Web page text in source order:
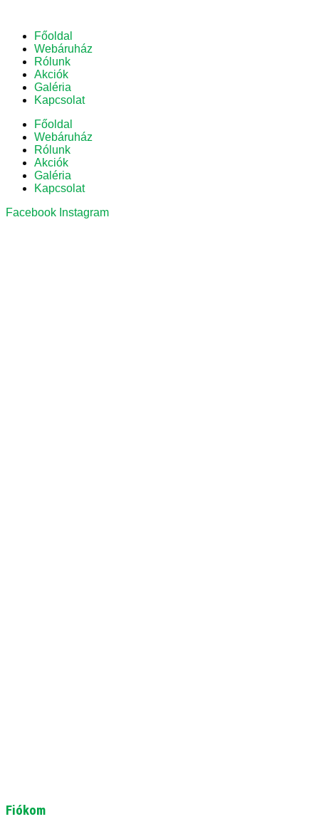
Főoldal
Webáruház
Rólunk
Akciók
Galéria
Kapcsolat
Főoldal
Webáruház
Rólunk
Akciók
Galéria
Kapcsolat
Facebook Instagram
Fiókom